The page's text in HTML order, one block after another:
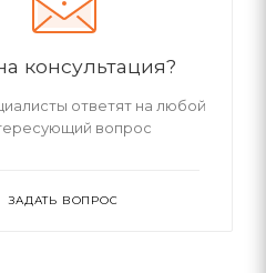
консультация?
ответят на любой
вопрос
ЗАДАТЬ ВОПРОС